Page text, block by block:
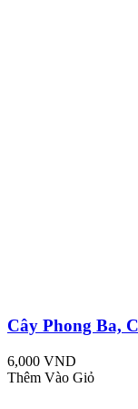
Cây Phong Ba,
6,000 VND
Thêm Vào Giỏ